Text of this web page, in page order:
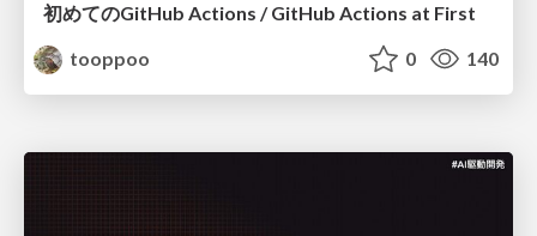
初めてのGitHub Actions / GitHub Actions at First
tooppoo
0 140